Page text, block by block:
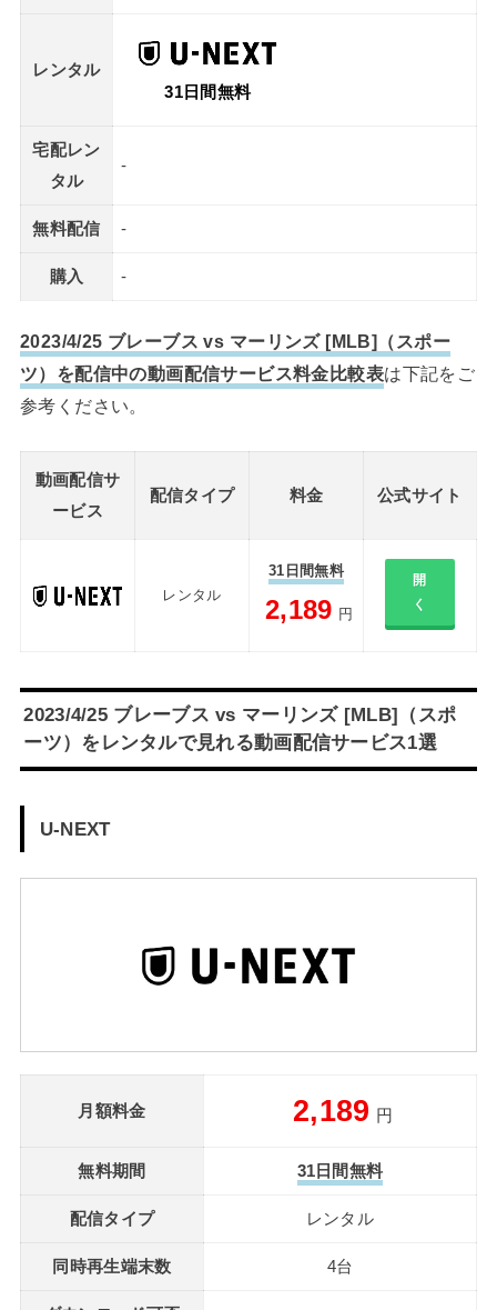
レンタル
31日間無料
宅配レン
タル
-
無料配信 -
購入 -
2023/4/25 ブレーブス vs マーリンズ [MLB]（スポー
ツ）を配信中の動画配信サービス料金比較表は下記をご
参考ください。
動画配信サ
ービス
配信タイプ 料金 公式サイト
レンタル
31日間無料
2,189 円
開
く
2023/4/25 ブレーブス vs マーリンズ [MLB]（スポ
ーツ）をレンタルで見れる動画配信サービス1選
U-NEXT
月額料金 2,189 円
無料期間 31日間無料
配信タイプ レンタル
同時再生端末数 4台